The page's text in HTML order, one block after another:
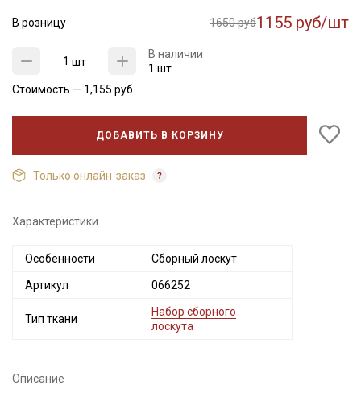
В розницу 1650 руб1155 руб/шт
шт
В наличии
1 шт
Стоимость — 1,155 руб
ДОБАВИТЬ В КОРЗИНУ
Только онлайн-заказ
Характеристики
Особенности Сборный лоскут
Артикул 066252
Тип ткани
Набор сборного
лоскута
Описание
промокоды и скидки до 30% на узкие
категории тканей